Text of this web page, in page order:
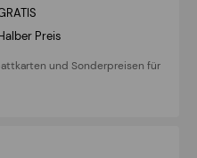
Preis
und Sonderpreisen für